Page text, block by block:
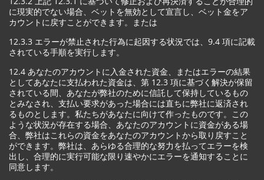
に現実的でない場合、ベットを無効として宣言し、ベット金をア
カウントに戻すことができます。または
12.3.3 エラーが禁止された行為に起因する状況では、9.4 項に記載
されている手順を実行します。
12.4 あなたのアカウントに入金された資金、またはエラーの結果
としてあなたに支払われた資金は、第 12.3 項に基づく解決が保留
されている間、あなたが弊社のために信託して保持しているもの
とみなされ、支払い要求があった場合には直ちに弊社に返済され
るものとします。私たちがあなたに向けて作ったものです。この
ような状況が存在する場合、あなたのアカウントに資金がある場
合、弊社はこれらの資金をあなたのアカウントから取り戻すこと
ができます。弊社は、あらゆる合理的な努力を払ってエラーを検
出し、合理的に実行可能な限り速やかにエラーを通知することに
同意します。